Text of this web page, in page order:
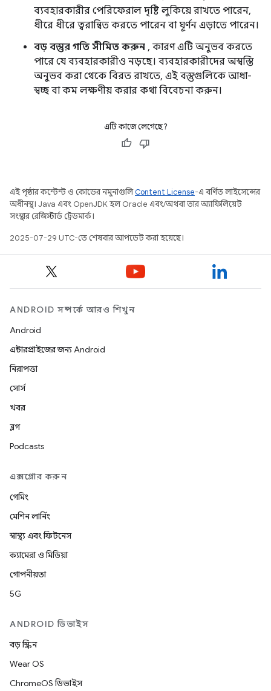
ব্যবহারকারীর পেরিফেরাল দৃষ্টি লুকিয়ে রাখতে পারেন,
ধীরে ধীরে ত্বরান্বিত করতে পারেন বা ঘূর্ণন এড়াতে পারেন।
বড় বস্তুর গতি সীমিত করুন , কারণ এটি অনুভব করতে
পারে যে ব্যবহারকারীও নড়ছে। ব্যবহারকারীদের অস্বস্তি
অনুভব করা থেকে বিরত রাখতে, এই বস্তুগুলিকে আধা-
স্বচ্ছ বা কম লক্ষণীয় করার কথা বিবেচনা করুন।
এটি কাজে লেগেছে?
এই পৃষ্ঠার কন্টেন্ট ও কোডের নমুনাগুলিContent License-এ বর্ণিত লাইসেন্সের
অধীনস্থ। Java এবং OpenJDK হল Oracle এবং/অথবা তার অ্যাফিলিয়েট
সংস্থার রেজিস্টার্ড ট্রেডমার্ক।
2025-07-29 UTC-তে শেষবার আপডেট করা হয়েছে।
ANDROID সম্পর্কে আরও শিখুন
Android
এন্টারপ্রাইজের জন্য Android
নিরাপত্তা
সোর্স
খবর
ব্লগ
Podcasts
এক্সপ্লোর করুন
গেমিং
মেশিন লার্নিং
স্বাস্থ্য এবং ফিটনেস
ক্যামেরা ও মিডিয়া
গোপনীয়তা
5G
ANDROID ডিভাইস
বড় স্ক্রিন
Wear OS
ChromeOS ডিভাইস